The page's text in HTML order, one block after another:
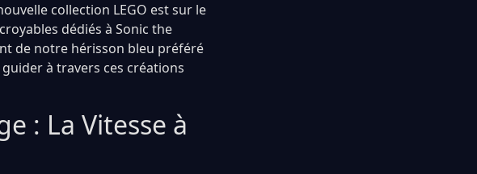
collection LEGO est sur le
dédiés à Sonic the
de notre hérisson bleu préféré
à travers ces créations
: La Vitesse à